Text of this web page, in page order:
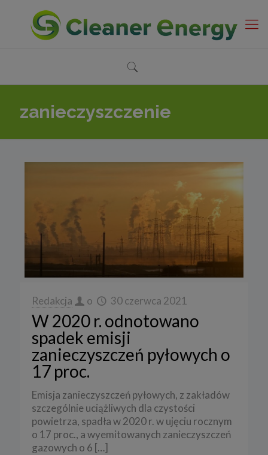
zanieczyszczenie
Redakcja o 30 czerwca 2021
W 2020 r. odnotowano
spadek emisji
zanieczyszczeń pyłowych o
17 proc.
Emisja zanieczyszczeń pyłowych, z zakładów
szczególnie uciążliwych dla czystości
powietrza, spadła w 2020 r. w ujęciu rocznym
o 17 proc., a wyemitowanych zanieczyszczeń
gazowych o 6 […]